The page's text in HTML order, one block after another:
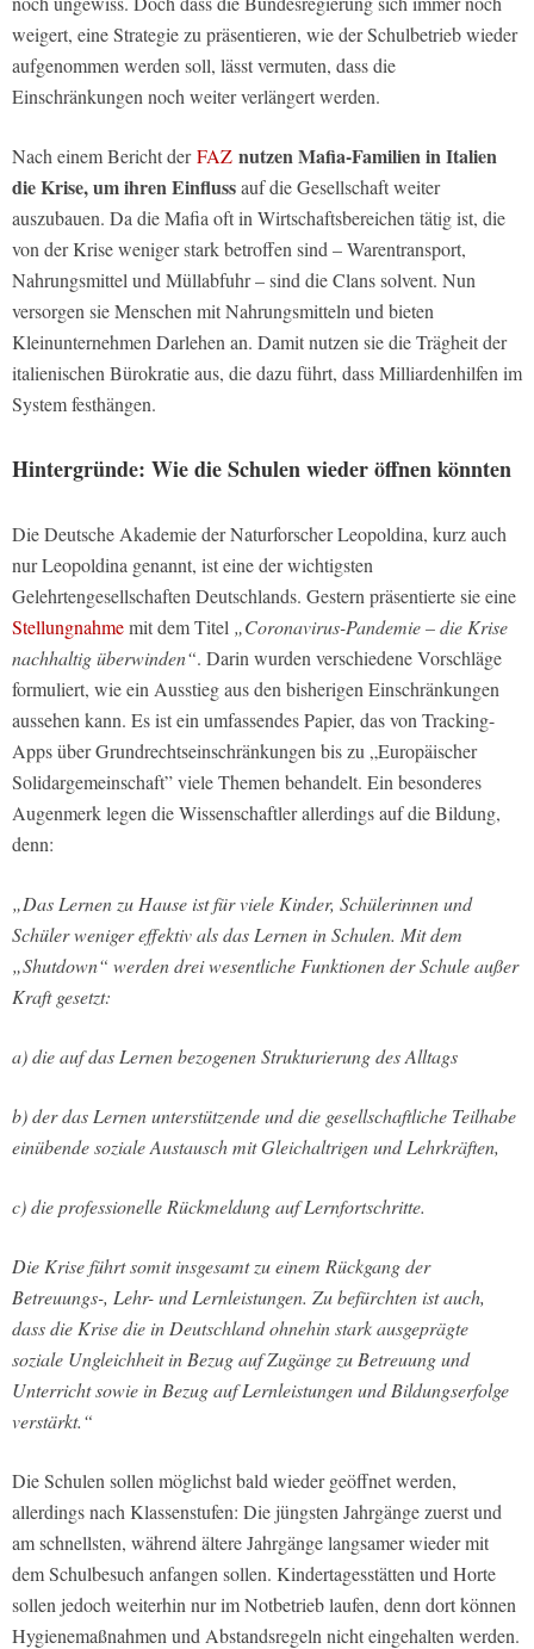
weigert, eine Strategie zu präsentieren, wie der Schulbetrieb wieder
aufgenommen werden soll, lässt vermuten, dass die
Einschränkungen noch weiter verlängert werden.
Nach einem Bericht derFAZ nutzen Mafia-Familien in Italien
die Krise, um ihren Einflussauf die Gesellschaft weiter
auszubauen. Da die Mafia oft in Wirtschaftsbereichen tätig ist, die
von der Krise weniger stark betroffen sind – Warentransport,
Nahrungsmittel und Müllabfuhr – sind die Clans solvent. Nun
versorgen sie Menschen mit Nahrungsmitteln und bieten
Kleinunternehmen Darlehen an. Damit nutzen sie die Trägheit der
italienischen Bürokratie aus, die dazu führt, dass Milliardenhilfen im
System festhängen.
Hintergründe: Wie die Schulen wieder öffnen könnten
Die Deutsche Akademie der Naturforscher Leopoldina, kurz auch
nur Leopoldina genannt, ist eine der wichtigsten
Gelehrtengesellschaften Deutschlands. Gestern präsentierte sie eine
Stellungnahmemit dem Titel „Coronavirus-Pandemie – die Krise
nachhaltig überwinden“. Darin wurden verschiedene Vorschläge
formuliert, wie ein Ausstieg aus den bisherigen Einschränkungen
aussehen kann. Es ist ein umfassendes Papier, das von Tracking-
Apps über Grundrechtseinschränkungen bis zu „Europäischer
Solidargemeinschaft” viele Themen behandelt. Ein besonderes
Augenmerk legen die Wissenschaftler allerdings auf die Bildung,
denn:
„Das Lernen zu Hause ist für viele Kinder, Schülerinnen und
Schüler weniger effektiv als das Lernen in Schulen. Mit dem
„Shutdown“ werden drei wesentliche Funktionen der Schule außer
Kraft gesetzt:
a) die auf das Lernen bezogenen Strukturierung des Alltags
b) der das Lernen unterstützende und die gesellschaftliche Teilhabe
einübende soziale Austausch mit Gleichaltrigen und Lehrkräften,
c) die professionelle Rückmeldung auf Lernfortschritte.
Die Krise führt somit insgesamt zu einem Rückgang der
Betreuungs-, Lehr- und Lernleistungen. Zu befürchten ist auch,
dass die Krise die in Deutschland ohnehin stark ausgeprägte
soziale Ungleichheit in Bezug auf Zugänge zu Betreuung und
Unterricht sowie in Bezug auf Lernleistungen und Bildungserfolge
verstärkt.“
Die Schulen sollen möglichst bald wieder geöffnet werden,
allerdings nach Klassenstufen: Die jüngsten Jahrgänge zuerst und
am schnellsten, während ältere Jahrgänge langsamer wieder mit
dem Schulbesuch anfangen sollen. Kindertagesstätten und Horte
sollen jedoch weiterhin nur im Notbetrieb laufen, denn dort können
Hygienemaßnahmen und Abstandsregeln nicht eingehalten werden.